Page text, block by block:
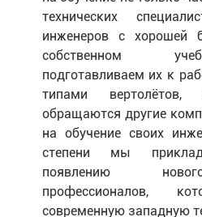
технических
инженеров с хорошей
собственном
подготавливаем их к
типами
обращаются другие
на обучение своих
степени мы
появлению
профессионалов,
современную западную